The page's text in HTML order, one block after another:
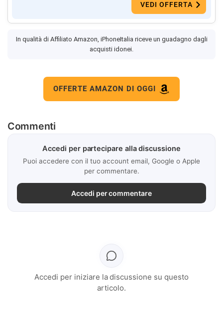
VEDI OFFERTA
In qualità di Affiliato Amazon, iPhoneItalia riceve un guadagno dagli
acquisti idonei.
OFFERTE AMAZON DI OGGI
Commenti
Accedi per partecipare alla discussione
Puoi accedere con il tuo account email, Google o Apple
per commentare.
Accedi per commentare
Accedi per iniziare la discussione su questo
articolo.